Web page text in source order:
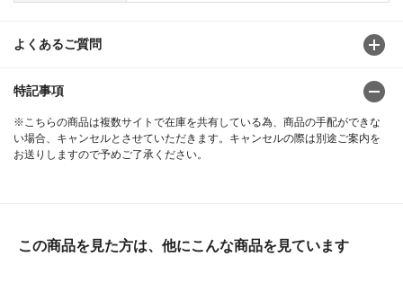
よくあるご質問
特記事項
※こちらの商品は複数サイトで在庫を共有している為、商品の手配ができな
い場合、キャンセルとさせていただきます。キャンセルの際は別途ご案内を
お送りしますので予めご了承ください。
この商品を見た方は、他にこんな商品を見ています